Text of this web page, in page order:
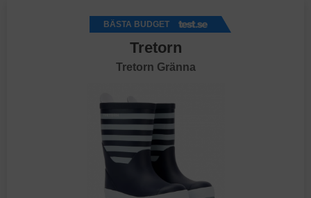
BÄSTA BUDGET
Tretorn
Tretorn Gränna